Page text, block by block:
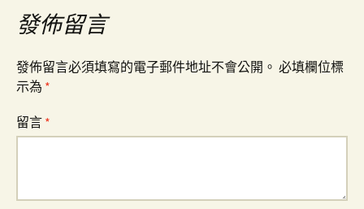
覽發佈留言
發佈留言必須填寫的電子郵件地址不會公開。 必填欄位標
示為 *
留言 *